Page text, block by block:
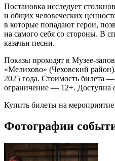
Постановка исследует
и общих человеческих
в которые попадают герои,
на самого себя со стороны. В
казачьи песни.
Показы проходят в Музее-
«Мелихово» (Чеховский
2025 года. Стоимость билета
ограничение — 12+. Доступна
Купить билеты на
Фотографии